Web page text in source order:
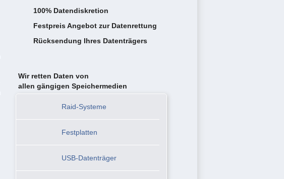
100% Datendiskretion
Festpreis Angebot zur Datenrettung
Rücksendung Ihres Datenträgers
Wir retten Daten von
allen gängigen Speichermedien
Raid-Systeme
Festplatten
USB-Datenträger